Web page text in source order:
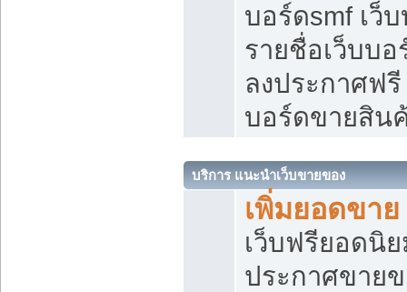
บอร์ดsmf เว็
รายชื่อเว็บบ
ลงประกาศฟรี
บอร์ดขายสิน
บริการ แนะนำเว็บขายของ
เพิ่มยอดขา
เว็บฟรียอดนิ
ประกาศขาย